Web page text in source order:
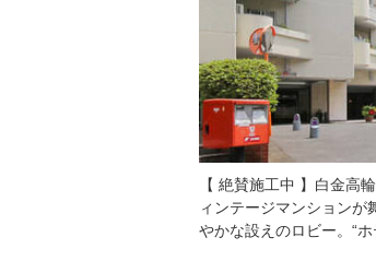
【 絶賛施工中 】白金高
ィンテージマンション
やかな設えのロビー。“